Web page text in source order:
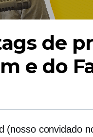
de
e do
(nosso convidado